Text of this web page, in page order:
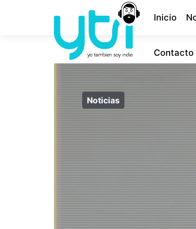
Inicio
Contacto
Noticias